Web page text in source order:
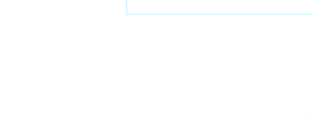
Jhon Alejandro Linares Camberos,